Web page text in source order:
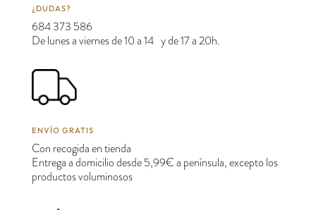
¿DUDAS?
684 373 586
De lunes a viernes de 10 a 14 y de 17 a 20h.
ENVÍO GRATIS
Con recogida en tienda
Entrega a domicilio desde 5,99€ a península, excepto los
productos voluminosos